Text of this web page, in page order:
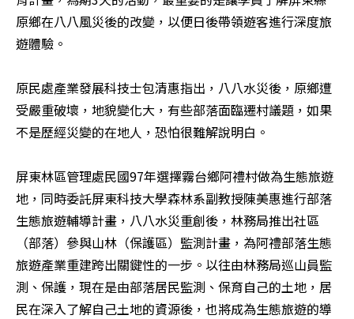
原鄉在八八風災後的改變，以便日後帶領遊客進行深度旅
遊體驗。
原民處產業發展科技士包清惠指出，八八水災後，原鄉遭
受嚴重破壞，地貌變化大，有些部落面臨遷村議題，如果
不是歷經災變的在地人，恐怕很難解說明白。
屏東林區管理處民國97年選擇霧台鄉阿禮村做為生態旅遊
地，同時委託屏東科技大學森林系副教授陳美惠進行部落
生態旅遊輔導計畫，八八水災重創後，林務局推出社區
（部落）參與山林（保護區）監測計畫，為阿禮部落生態
旅遊產業重建跨出關鍵性的一步。以往由林務局巡山員監
測、保護，現在是由部落居民監測、保育自己的土地，居
民在深入了解自己土地的資源後，也將成為生態旅遊的導